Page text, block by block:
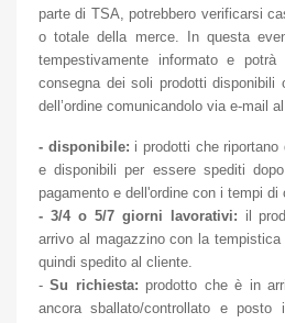
parte di TSA, potrebbero verificarsi
o totale della merce. In questa
tempestivamente informato e
consegna dei soli prodotti disponibili
dell’ordine comunicandolo via e-mail
- disponibile: i prodotti che
e disponibili per essere spediti
pagamento e dell'ordine con i tempi di
- 3/4 o 5/7 giorni lavorativi: il
arrivo al magazzino con la
quindi spedito al cliente.
-Su richiesta: prodotto che è in
ancora sballato/controllato e